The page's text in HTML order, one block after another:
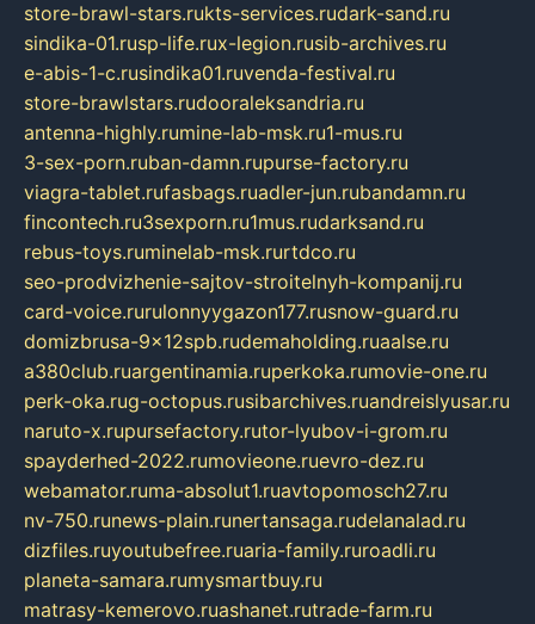
store-brawl-stars.rukts-services.rudark-sand.ru
sindika-01.rusp-life.rux-legion.rusib-archives.ru
e-abis-1-c.rusindika01.ruvenda-festival.ru
store-brawlstars.rudooraleksandria.ru
antenna-highly.rumine-lab-msk.ru1-mus.ru
3-sex-porn.ruban-damn.rupurse-factory.ru
viagra-tablet.rufasbags.ruadler-jun.rubandamn.ru
fincontech.ru3sexporn.ru1mus.rudarksand.ru
rebus-toys.ruminelab-msk.rurtdco.ru
seo-prodvizhenie-sajtov-stroitelnyh-kompanij.ru
card-voice.rurulonnyygazon177.rusnow-guard.ru
domizbrusa-9x12spb.rudemaholding.ruaalse.ru
a380club.ruargentinamia.ruperkoka.rumovie-one.ru
perk-oka.rug-octopus.rusibarchives.ruandreislyusar.ru
naruto-x.rupursefactory.rutor-lyubov-i-grom.ru
spayderhed-2022.rumovieone.ruevro-dez.ru
webamator.ruma-absolut1.ruavtopomosch27.ru
nv-750.runews-plain.runertansaga.rudelanalad.ru
dizfiles.ruyoutubefree.ruaria-family.ruroadli.ru
planeta-samara.rumysmartbuy.ru
matrasy-kemerovo.ruashanet.rutrade-farm.ru